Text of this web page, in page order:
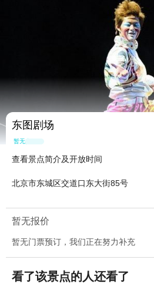
东图剧场
暂无点评
查看景点简介及开放时间
北京市东城区交道口东大街85号
暂无报价
暂无门票预订，我们正在努力补充
看了该景点的人还看了